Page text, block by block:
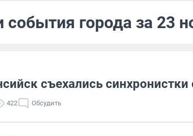
события города за 23
съехались синхронистки
422 Обсудить